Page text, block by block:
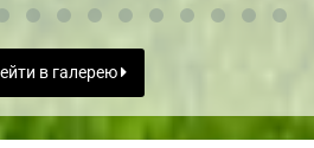
в галерею